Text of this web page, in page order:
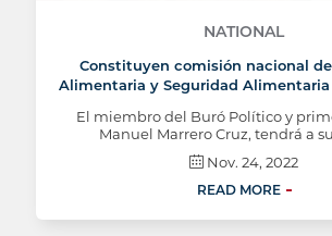
NATIONAL
Constituyen comisión nacional
Alimentaria y Seguridad
El miembro del Buró Político y
Manuel Marrero Cruz, tendrá a
Nov. 24, 2022
READ MORE